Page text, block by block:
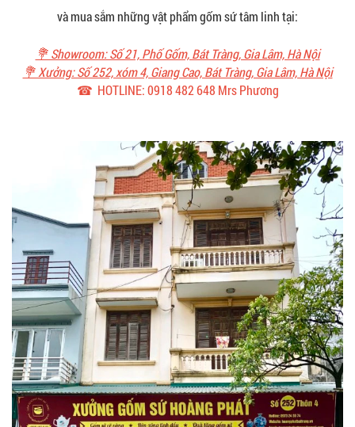
và mua sắm những vật phẩm gốm sứ tâm linh tại:
💐 Showroom: Số 21, Phố Gốm, Bát Tràng, Gia Lâm, Hà Nội
💐 Xưởng: Số 252, xóm 4, Giang Cao, Bát Tràng, Gia Lâm, Hà Nội
☎ HOTLINE: 0918 482 648 Mrs Phương